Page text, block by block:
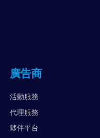
廣告商
活動服務
代理服務
夥伴平台